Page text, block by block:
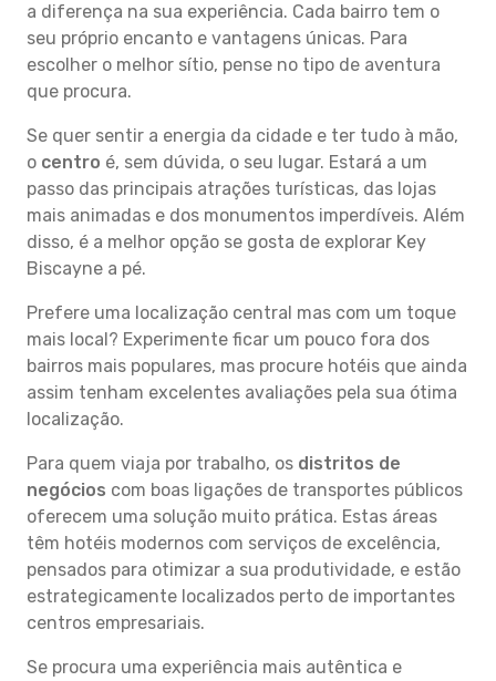
a diferença na sua experiência. Cada bairro tem o
seu próprio encanto e vantagens únicas. Para
escolher o melhor sítio, pense no tipo de aventura
que procura.
Se quer sentir a energia da cidade e ter tudo à mão,
o centro é, sem dúvida, o seu lugar. Estará a um
passo das principais atrações turísticas, das lojas
mais animadas e dos monumentos imperdíveis. Além
disso, é a melhor opção se gosta de explorar Key
Biscayne a pé.
Prefere uma localização central mas com um toque
mais local? Experimente ficar um pouco fora dos
bairros mais populares, mas procure hotéis que ainda
assim tenham excelentes avaliações pela sua ótima
localização.
Para quem viaja por trabalho, os distritos de
negócios com boas ligações de transportes públicos
oferecem uma solução muito prática. Estas áreas
têm hotéis modernos com serviços de excelência,
pensados para otimizar a sua produtividade, e estão
estrategicamente localizados perto de importantes
centros empresariais.
Se procura uma experiência mais autêntica e